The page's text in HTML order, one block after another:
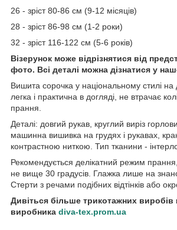
26 - зріст 80-86 см (9-12 місяців)
28 - зріст 86-98 см (1-2 роки)
32 - зріст 116-122 см (5-6 років)
Візерунок може відрізнятися від
фото. Всі деталі можна дізнатися у
Вишита сорочка у національному стилі на
легка і практична в догляді, не втрачає
прання.
Деталі: довгий рукав, круглий виріз
машинна вишивка на грудях і рукавах,
контрастною ниткою. Тип тканини -
Рекомендується делікатний режим
не вище 30 градусів. Глажка лише на
Стерти з речами подібних відтінків або
Дивіться більше трикотажних виробів
виробника diva-tex.prom.ua